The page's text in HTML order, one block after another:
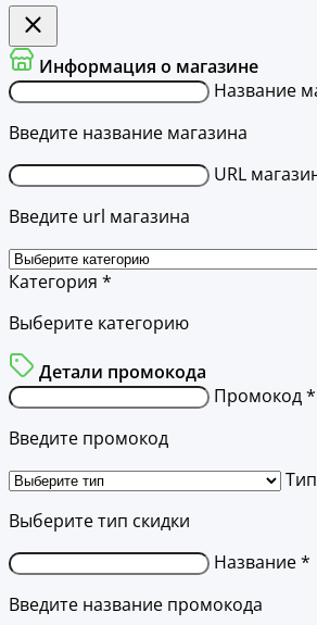
Информация о магазине
Название
Введите название магазина
URL
Введите url магазина
Категория *
Выберите категорию
Детали промокода
Промокод *
Введите промокод
Выберите тип скидки
Название *
Введите название промокода